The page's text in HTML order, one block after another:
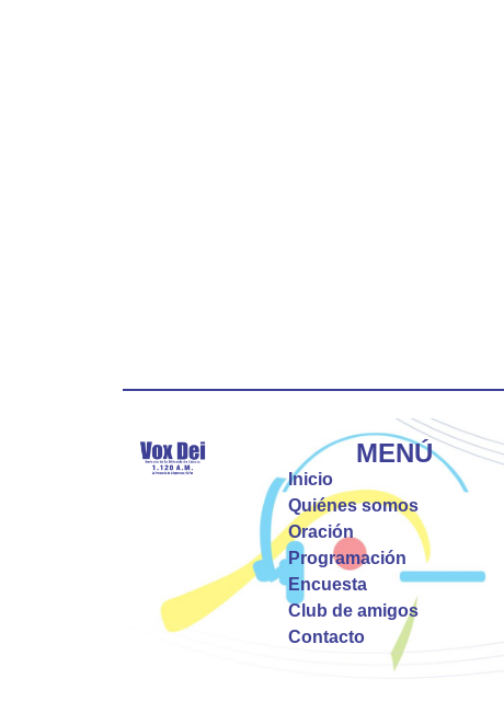
MENÚ
Inicio
Quiénes somos
Oración
Programación
Encuesta
Club de amigos
Contacto